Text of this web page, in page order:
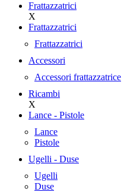
Frattazzatrici
X
Frattazzatrici
Frattazzatrici
Accessori
Accessori frattazzatrice
Ricambi
X
Lance - Pistole
Lance
Pistole
Ugelli - Duse
Ugelli
Duse